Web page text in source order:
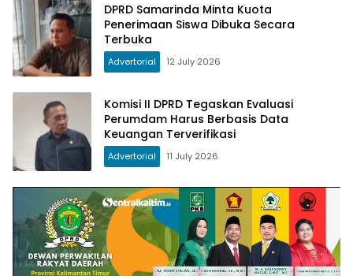
DPRD Samarinda Minta Kuota
Penerimaan Siswa Dibuka Secara
Terbuka
Advertorial 12 July 2026
Komisi II DPRD Tegaskan Evaluasi
Perumdam Harus Berbasis Data
Keuangan Terverifikasi
Advertorial 11 July 2026